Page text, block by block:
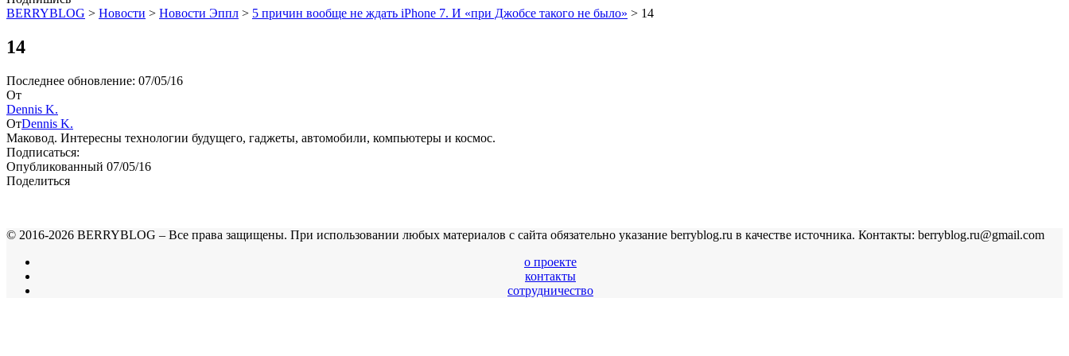
BERRYBLOG > Новости > Новости Эппл > 5 причин вообще не ждать iPhone 7. И «при Джобсе такого не было» > 14
14
Последнее обновление: 07/05/16
От
Dennis K.
ОтDennis K.
Маковод. Интересны технологии будущего, гаджеты, автомобили, компьютеры и космос.
Подписаться:
Опубликованный 07/05/16
Поделиться
© 2016-2026 BERRYBLOG – Все права защищены. При использовании любых материалов с сайта обязательно указание berryblog.ru в качестве источника. Контакты: berryblog.ru@gmail.com
о проекте
контакты
сотрудничество